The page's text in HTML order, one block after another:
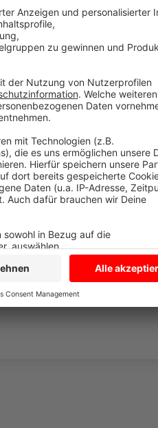
Wir benötigen Ihre
den YouTube
laden!
Wir verwenden einen
einzubetten. Dieser
Ihren Aktivitäten
die Details durch und
Nutzung des Service zu,
Mehr
Akzeptieren
powered byUsercentrics
Audio)